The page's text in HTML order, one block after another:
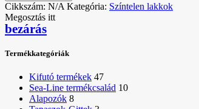
Cikkszám: N/A Kategória: Színtelen lakkok
Megosztás itt
bezárás
Termékkategóriák
Kifutó termékek 47
Sea-Line termékcsalád 10
Alapozók 8